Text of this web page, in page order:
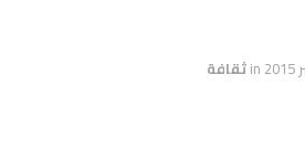
inثقافة